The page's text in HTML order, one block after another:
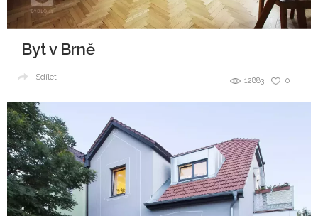
Byt v Brně
0
12883
Sdílet